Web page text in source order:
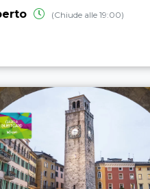
(Chiude alle 19:00)